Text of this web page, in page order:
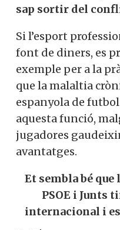
sap sortir del
Si l’esport
font de diners, es
exemple per a la
que la malaltia
espanyola de
aquesta funció,
jugadores
avantatges.
Et sembla bé
PSOE i Junts
internacional i